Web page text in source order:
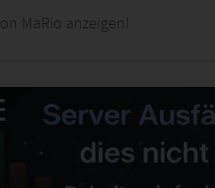
MaRio anzeigen!